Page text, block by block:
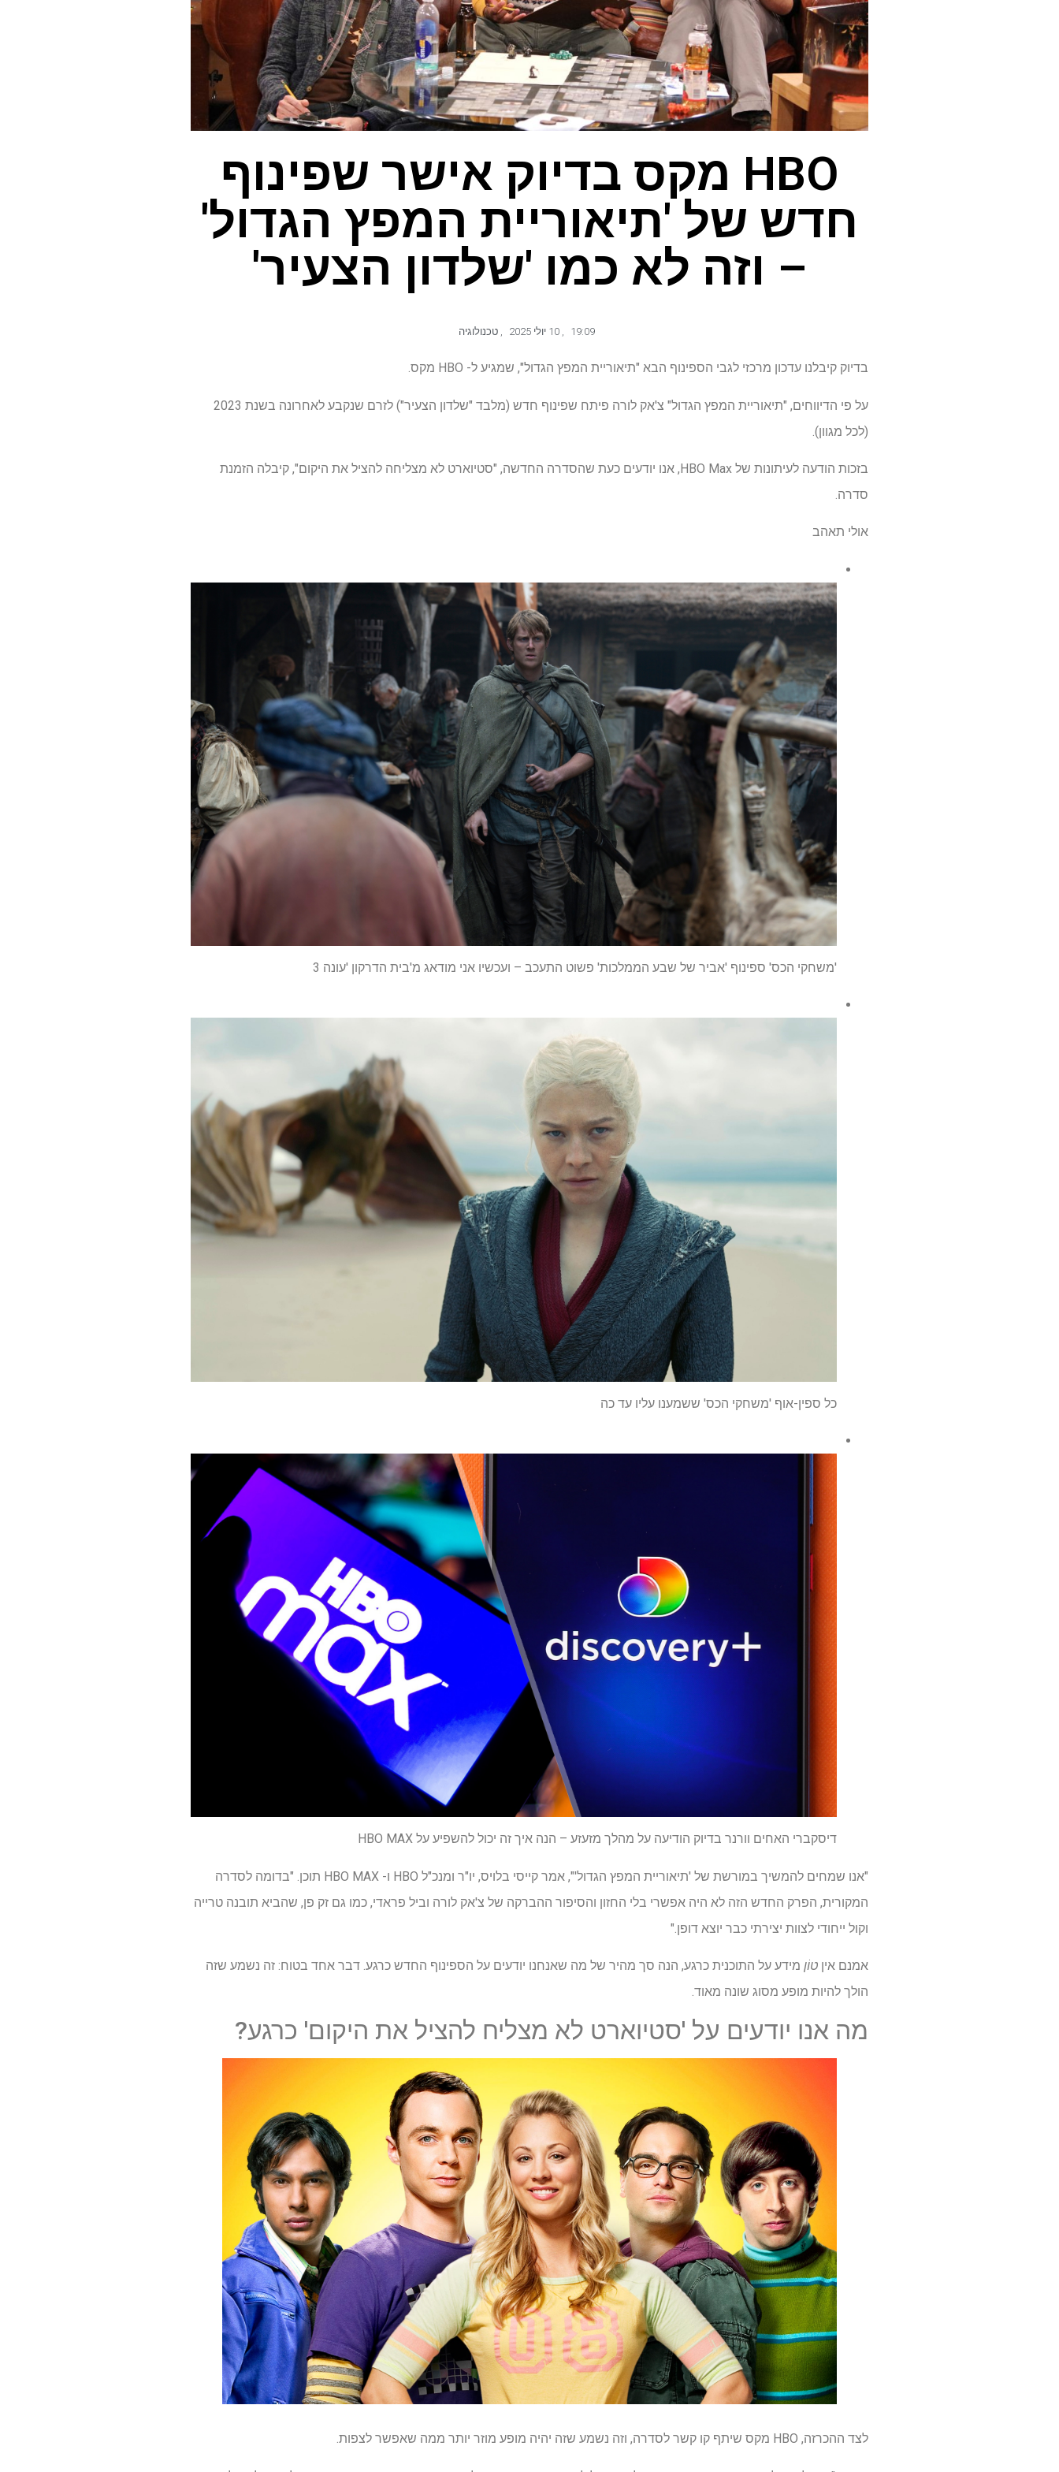
HBO מקס בדיוק אישר שפינוף
חדש של 'תיאוריית המפץ הגדול'
– וזה לא כמו 'שלדון הצעיר'
19:09
, 10 יולי 2025 , טכנולוגיה
בדיוק קיבלנו עדכון מרכזי לגבי הספינוף הבא "תיאוריית המפץ הגדול", שמגיע ל- HBO מקס.
על פי הדיווחים, "תיאוריית המפץ הגדול" צ'אק לורה פיתח שפינוף חדש (מלבד "שלדון הצעיר") לזרם שנקבע לאחרונה בשנת 2023
(לכל מגוון).
בזכות הודעה לעיתונות של HBO Max, אנו יודעים כעת שהסדרה החדשה, "סטיוארט לא מצליחה להציל את היקום", קיבלה הזמנת
סדרה.
אולי תאהב
'משחקי הכס' ספינוף 'אביר של שבע הממלכות' פשוט התעכב – ועכשיו אני מודאג מ'בית הדרקון 'עונה 3
כל ספין-אוף 'משחקי הכס' ששמענו עליו עד כה
דיסקברי האחים וורנר בדיוק הודיעה על מהלך מזעזע – הנה איך זה יכול להשפיע על HBO MAX
"אנו שמחים להמשיך במורשת של 'תיאוריית המפץ הגדול'", אמר קייסי בלויס, יו"ר ומנכ"ל HBO ו- HBO MAX תוכן. "בדומה לסדרה
המקורית, הפרק החדש הזה לא היה אפשרי בלי החזון והסיפור ההברקה של צ'אק לורה וביל פראדי, כמו גם זק פן, שהביא תובנה טרייה
וקול ייחודי לצוות יצירתי כבר יוצא דופן."
אמנם אין טוֹן מידע על התוכנית כרגע, הנה סך מהיר של מה שאנחנו יודעים על הספינוף החדש כרגע. דבר אחד בטוח: זה נשמע שזה
הולך להיות מופע מסוג שונה מאוד.
מה אנו יודעים על 'סטיוארט לא מצליח להציל את היקום' כרגע?
לצד ההכרזה, HBO מקס שיתף קו קשר לסדרה, וזה נשמע שזה יהיה מופע מוזר יותר ממה שאפשר לצפות.